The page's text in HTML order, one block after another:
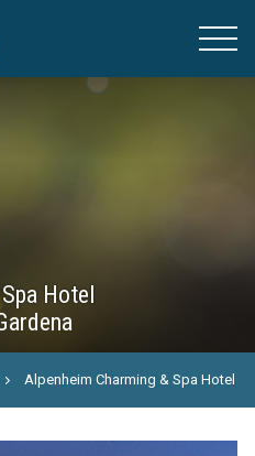
Hotel
Alpenheim Charming & Spa Hotel